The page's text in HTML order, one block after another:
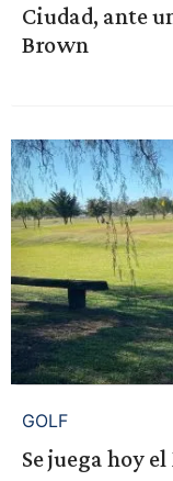
Ciudad, ante
Brown
GOLF
Se juega hoy